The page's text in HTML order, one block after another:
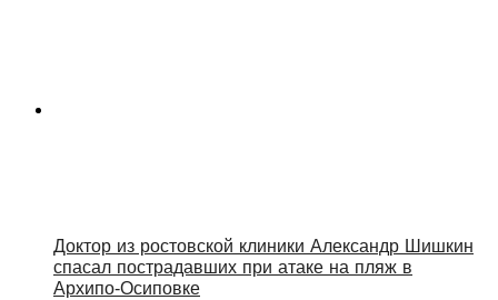
Доктор из ростовской клиники Александр Шишкин
спасал пострадавших при атаке на пляж в
Архипо‑Осиповке